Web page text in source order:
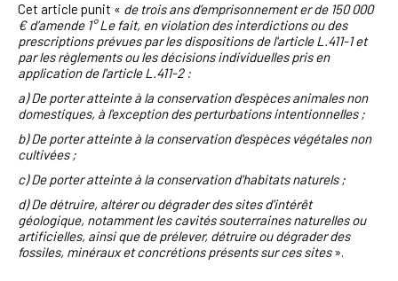
Cet article punit « de trois ans d’emprisonnement er de 150 000
€ d’amende 1° Le fait, en violation des interdictions ou des
prescriptions prévues par les dispositions de l'article L.411-1 et
par les règlements ou les décisions individuelles pris en
application de l'article L.411-2 :
a) De porter atteinte à la conservation d'espèces animales non
domestiques, à l'exception des perturbations intentionnelles ;
b) De porter atteinte à la conservation d'espèces végétales non
cultivées ;
c) De porter atteinte à la conservation d'habitats naturels ;
d) De détruire, altérer ou dégrader des sites d'intérêt
géologique, notamment les cavités souterraines naturelles ou
artificielles, ainsi que de prélever, détruire ou dégrader des
fossiles, minéraux et concrétions présents sur ces sites».